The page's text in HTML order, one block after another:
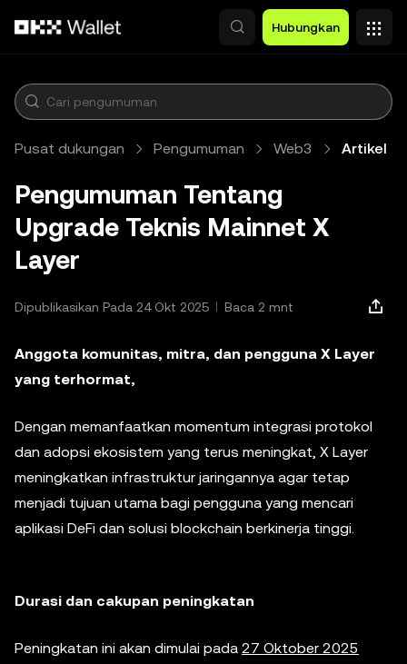
Hubungkan
Pusat dukungan Pengumuman Web3 Artikel
Pengumuman Tentang
Upgrade Teknis Mainnet X
Layer
Dipublikasikan Pada 24 Okt 2025 Baca 2 mnt
Anggota komunitas, mitra, dan pengguna X Layer
yang terhormat,
Dengan memanfaatkan momentum integrasi protokol
dan adopsi ekosistem yang terus meningkat, X Layer
meningkatkan infrastruktur jaringannya agar tetap
menjadi tujuan utama bagi pengguna yang mencari
aplikasi DeFi dan solusi blockchain berkinerja tinggi.
Durasi dan cakupan peningkatan
Peningkatan ini akan dimulai pada 27 Oktober 2025